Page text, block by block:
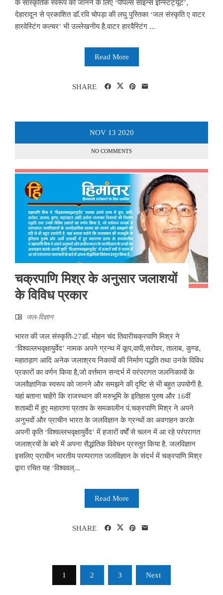
के सांस्कृतिक स्वरूप को जानने के लिए ‘पीपल्स साइन्स इन्स्टिट्यूट’‚
देहारादून से प्रकाशित डॉ.रवि चोपड़ा की लघु पुस्तिका ‘जल संस्कृति ए वाटर
हारवेस्टिंग कल्चर’ भी उल्लेखनीय है.वाटर हारवैस्टिंग ...
Read More
SHARE
NOV 13 2020
NO COMMENTS
चक्रपाणि मिश्र के अनुसार जलाशयों
के विविध प्रकार
जल-विज्ञान
भारत की जल संस्कृति-27डॉ. मोहन चंद तिवारीचक्रपाणि मिश्र ने
‘विश्वल्लभवृक्षायुर्वेद’ नामक अपने ग्रन्थ में कूप,वापी,सरोवर, तालाब‚ कुण्ड‚
महातड़ाग आदि अनेक जलाश्रय निकायों की निर्माण पद्धति तथा उनके विविध
प्रकारों का वर्णन किया है,जो वर्त्तमान सन्दर्भ में परंपरागत जलनिकायों के
जलवैज्ञानिक स्वरूप को जानने और समझने की दृष्टि से भी बहुत उपयोगी है.
यहां बताना चाहेंगे कि राजस्थान की मरुभूमि के इतिहास पुरुष और 16वीं
शताब्दी में हुए महाराणा प्रताप के समकालीन पं.चक्रपाणि मिश्र ने अपने
अनुभवों और प्राचीन भारत के जलविज्ञान के ग्रन्थों का अवगाहन करके
अपनी कृति ‘विश्वल्लभवृक्षायुर्वेद’ में हजारों वर्षों से चलन में आ रहे परंपरागत
जलाश्रयों के बारे में अपना सैद्धांतिक विवेचन प्रस्तुत किया है. जलविज्ञान
इसलिए प्राचीन भारतीय परम्परागत जलविज्ञान के संदर्भ में चक्रपाणि मिश्र
द्वारा रचित यह ‘विश्ववल्...
Read More
SHARE
pagination
1 2 3 Next